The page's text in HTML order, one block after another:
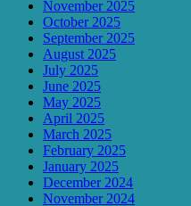
November 2025
October 2025
September 2025
August 2025
July 2025
June 2025
May 2025
April 2025
March 2025
February 2025
January 2025
December 2024
November 2024